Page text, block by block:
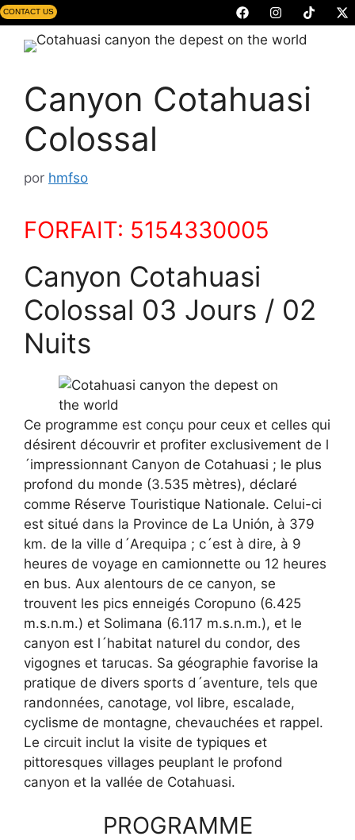
CONTACT US
Canyon Cotahuasi
Colossal
por hmfso
FORFAIT: 5154330005
Canyon Cotahuasi
Colossal 03 Jours / 02
Nuits
Ce programme est conçu pour ceux et celles qui
désirent découvrir et profiter exclusivement de l
´impressionnant Canyon de Cotahuasi ; le plus
profond du monde (3.535 mètres), déclaré
comme Réserve Touristique Nationale. Celui-ci
est situé dans la Province de La Unión, à 379
km. de la ville d´Arequipa ; c´est à dire, à 9
heures de voyage en camionnette ou 12 heures
en bus. Aux alentours de ce canyon, se
trouvent les pics enneigés Coropuno (6.425
m.s.n.m.) et Solimana (6.117 m.s.n.m.), et le
canyon est l´habitat naturel du condor, des
vigognes et tarucas. Sa géographie favorise la
pratique de divers sports d´aventure, tels que
randonnées, canotage, vol libre, escalade,
cyclisme de montagne, chevauchées et rappel.
Le circuit inclut la visite de typiques et
pittoresques villages peuplant le profond
canyon et la vallée de Cotahuasi.
PROGRAMME